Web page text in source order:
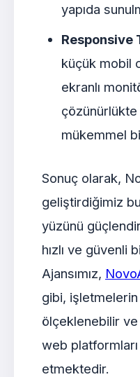
yapıda
Responsive
küçük mobil
ekranlı
mükemmel
Sonuç olarak,
geliştirdiğimiz
yüzünü
hızlı ve güvenli
Ajansımız,
gibi, işletmelerin
ölçeklenebilir
web
etmektedir.